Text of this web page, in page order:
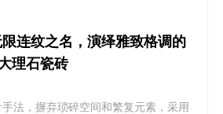
连纹之名，演绎雅致格调的
理石瓷砖
法，摒弃琐碎空间和繁复元素，采用